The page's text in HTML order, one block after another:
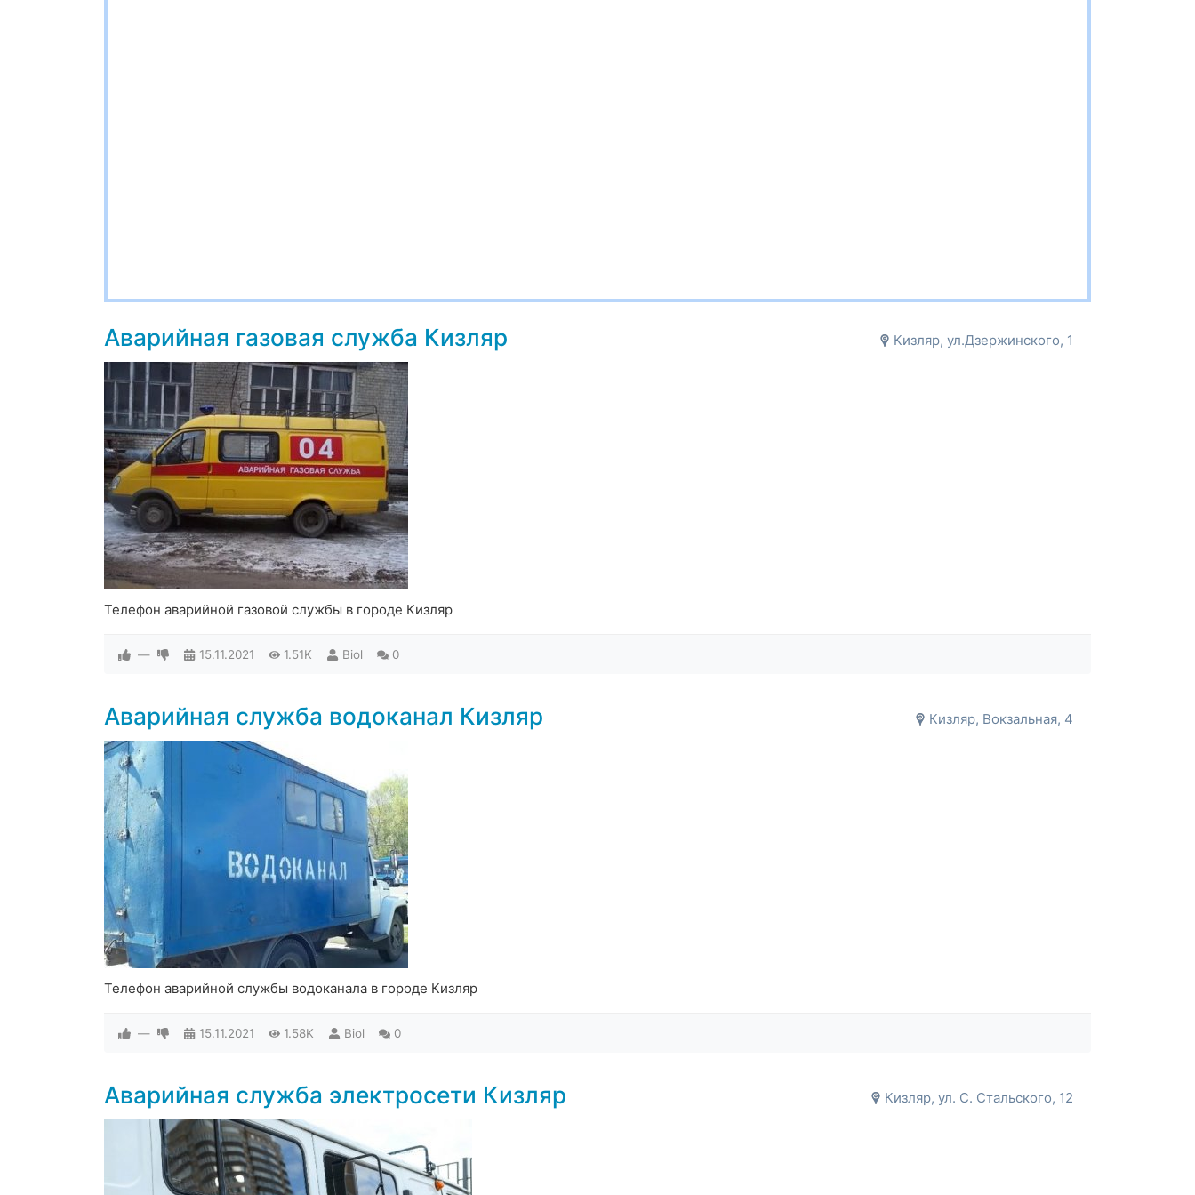
Кизляр, ул.Дзержинского, 1
Аварийная газовая служба Кизляр
Телефон аварийной газовой службы в городе Кизляр
— 15.11.2021 1.51K Biol 0
Кизляр, Вокзальная, 4
Аварийная служба водоканал Кизляр
Телефон аварийной службы водоканала в городе Кизляр
— 15.11.2021 1.58K Biol 0
Кизляр, ул. С. Стальского, 12
Аварийная служба электросети Кизляр